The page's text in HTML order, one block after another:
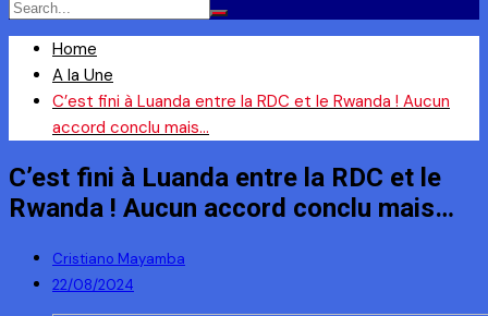
Home
A la Une
C’est fini à Luanda entre la RDC et le Rwanda ! Aucun
accord conclu mais…
C’est fini à Luanda entre la RDC et le
Rwanda ! Aucun accord conclu mais…
Cristiano Mayamba
22/08/2024